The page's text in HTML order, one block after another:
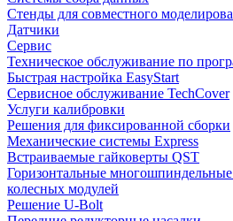
Стенды для совместного
Датчики
Сервис
Техническое обслуживание по
Быстрая настройка EasyStart
Cервисное обслуживание TechCover
Услуги калибровки
Решения для фиксированной сборки
Механические системы Express
Встраиваемые гайковерты QST
Горизонтальные
колесных модулей
Решение U-Bolt